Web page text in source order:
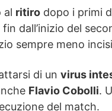
al ritiro dopo i primi
dall’inizio del
sempre meno
di un virus
Flavio Cobolli.
del match.